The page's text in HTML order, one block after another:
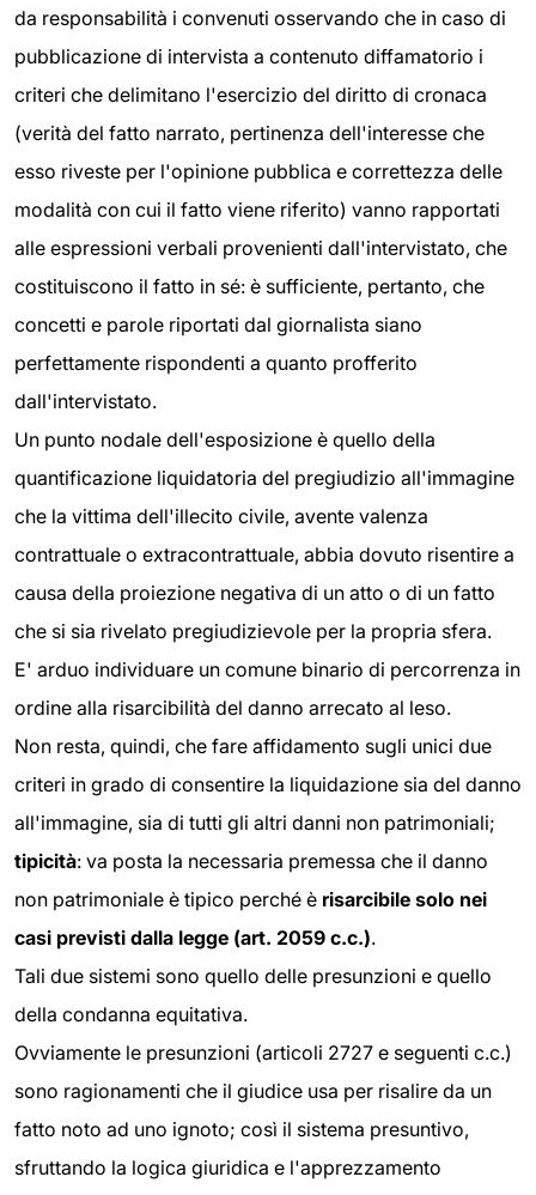
da responsabilità i convenuti osservando che in caso di
pubblicazione di intervista a contenuto diffamatorio i
criteri che delimitano l'esercizio del diritto di cronaca
(verità del fatto narrato, pertinenza dell'interesse che
esso riveste per l'opinione pubblica e correttezza delle
modalità con cui il fatto viene riferito) vanno rapportati
alle espressioni verbali provenienti dall'intervistato, che
costituiscono il fatto in sé: è sufficiente, pertanto, che
concetti e parole riportati dal giornalista siano
perfettamente rispondenti a quanto profferito
dall'intervistato.
Un punto nodale dell'esposizione è quello della
quantificazione liquidatoria del pregiudizio all'immagine
che la vittima dell'illecito civile, avente valenza
contrattuale o extracontrattuale, abbia dovuto risentire a
causa della proiezione negativa di un atto o di un fatto
che si sia rivelato pregiudizievole per la propria sfera.
E' arduo individuare un comune binario di percorrenza in
ordine alla risarcibilità del danno arrecato al leso.
Non resta, quindi, che fare affidamento sugli unici due
criteri in grado di consentire la liquidazione sia del danno
all'immagine, sia di tutti gli altri danni non patrimoniali;
tipicità: va posta la necessaria premessa che il danno
non patrimoniale è tipico perché è risarcibile solo nei
casi previsti dalla legge (art. 2059 c.c.).
Tali due sistemi sono quello delle presunzioni e quello
della condanna equitativa.
Ovviamente le presunzioni (articoli 2727 e seguenti c.c.)
sono ragionamenti che il giudice usa per risalire da un
fatto noto ad uno ignoto; così il sistema presuntivo,
sfruttando la logica giuridica e l'apprezzamento